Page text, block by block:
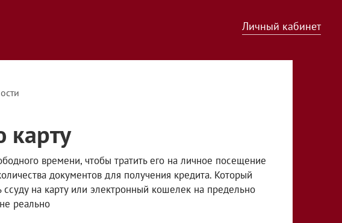
Личный кабинет
карту
времени, чтобы тратить его на личное посещение
документов для получения кредита. Который
на карту или электронный кошелек на предельно
реально